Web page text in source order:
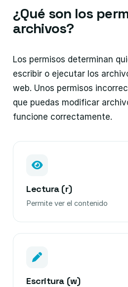
¿Qué son los
archivos?
Los permisos determinan
escribir o ejecutar los
web. Unos permisos
que puedas modificar
funcione correctamente.
Lectura (r)
Permite ver el contenido
Escritura (w)